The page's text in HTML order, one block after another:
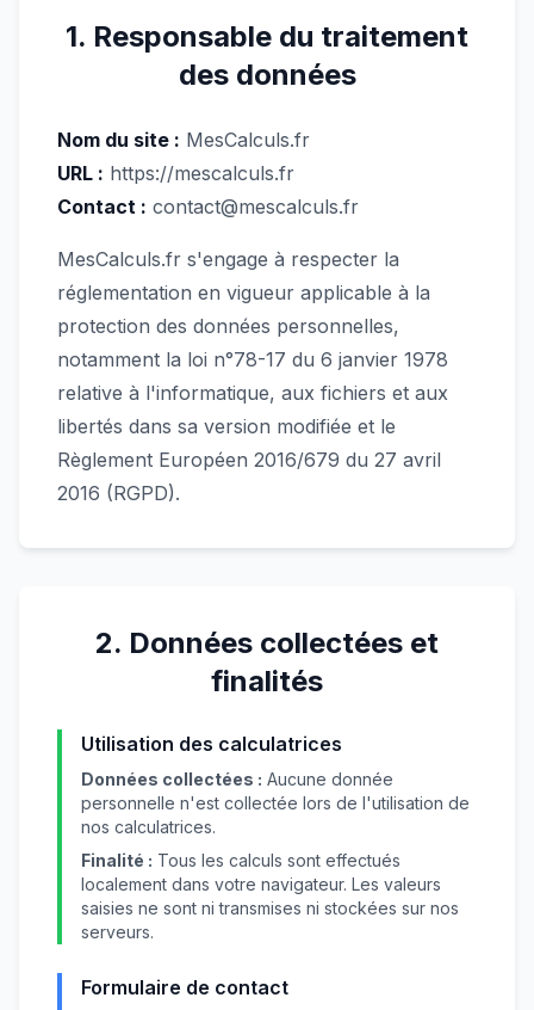
1. Responsable du traitement
des données
Nom du site : MesCalculs.fr
URL : https://mescalculs.fr
Contact : contact@mescalculs.fr
MesCalculs.fr s'engage à respecter la
réglementation en vigueur applicable à la
protection des données personnelles,
notamment la loi n°78-17 du 6 janvier 1978
relative à l'informatique, aux fichiers et aux
libertés dans sa version modifiée et le
Règlement Européen 2016/679 du 27 avril
2016 (RGPD).
2. Données collectées et
finalités
Utilisation des calculatrices
Données collectées : Aucune donnée
personnelle n'est collectée lors de l'utilisation de
nos calculatrices.
Finalité : Tous les calculs sont effectués
localement dans votre navigateur. Les valeurs
saisies ne sont ni transmises ni stockées sur nos
serveurs.
Formulaire de contact